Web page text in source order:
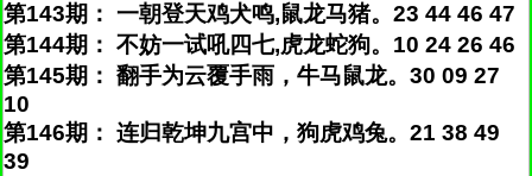
第143期： 一朝登天鸡犬鸣,鼠龙马猪。23 44 46 47
第144期： 不妨一试吼四七,虎龙蛇狗。10 24 26 46
第145期： 翻手为云覆手雨，牛马鼠龙。30 09 27
10
第146期： 连归乾坤九宫中，狗虎鸡兔。21 38 49
39